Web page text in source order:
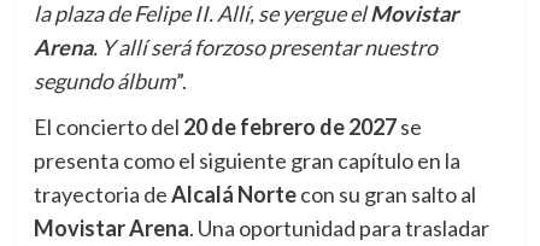
la plaza de Felipe II. Allí, se yergue elMovistar
Arena. Y allí será forzoso presentar nuestro
segundo álbum”.
El concierto del 20 de febrero de 2027se
presenta como el siguiente gran capítulo en la
trayectoria deAlcalá Nortecon su gran salto al
Movistar Arena. Una oportunidad para trasladar